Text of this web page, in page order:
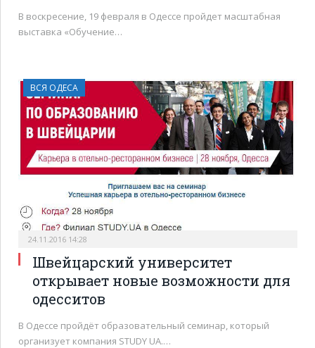
В воскресение, 19 февраля в Одессе пройдет масштабная
выставка «Обучение…
ВСЯ ОДЕСА
24.11.2016 14:28
Швейцарский университет
открывает новые возможности для
одесситов
В Одессе пройдёт образовательный семинар, который
организует компания STUDY UA.…